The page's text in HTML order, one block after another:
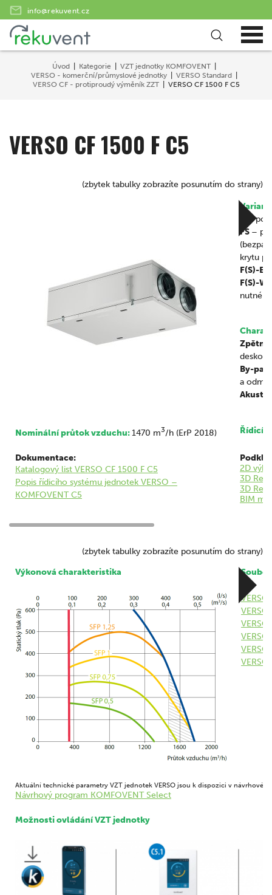
info@rekuvent.cz
Úvod Kategorie
VZT jednotky KOMFOVENT
VERSO - komerční/průmyslové jednotky
VERSO Standard
VERSO CF - protiproudý výměník ZZT
VERSO CF 1500 F C5
VERSO CF 1500 F C5
(zbytek tabulky zobrazíte posunutím do strany)
–
FS –
krytu
F(S)-E
F(S)-
nutné
Zpětné
By-
a
Nominální průtok vzduchu:1470 m3/h (ErP 2018) Řídicí
Dokumentace:
Katalogový list VERSO CF 1500 F C5
Popis řídicího systému jednotek VERSO –
KOMFOVENT C5
2D
3D
3D
BIM
(zbytek tabulky zobrazíte posunutím do strany)
Výkonová charakteristika
Aktuální technické parametry VZT jednotek VERSO jsou k dispozici v
Návrhový program KOMFOVENT Select
Možnosti ovládání VZT jednotky